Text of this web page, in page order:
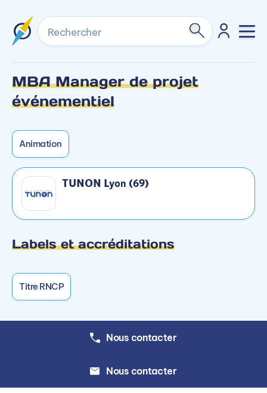
Rechercher
MBA Manager de projet
événementiel
Animation
TUNON Lyon (69)
Labels et accréditations
Titre RNCP
Nous contacter
Nous contacter
Formation non dispensée en initial sur ce
campus.
Formation non dispensée en alternance sur ce
campus.